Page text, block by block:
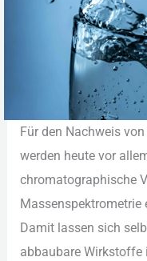
Für︇ den︇ Nac︇hweis
wer︇den heu︇te vor︇
chr︇omatographische
Mas︇senspektrometrie
Dam︇it las︇sen sic︇h
abb︇aubare Wir︇kstoffe